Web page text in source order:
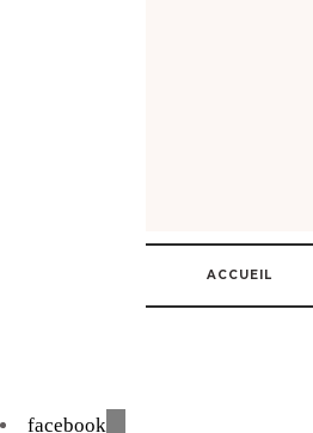
ACCUEIL
facebook